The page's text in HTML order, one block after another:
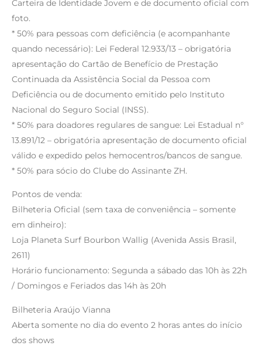
Carteira de Identidade Jovem e de documento oficial com
foto.
* 50% para pessoas com deficiência (e acompanhante
quando necessário): Lei Federal 12.933/13 – obrigatória
apresentação do Cartão de Benefício de Prestação
Continuada da Assistência Social da Pessoa com
Deficiência ou de documento emitido pelo Instituto
Nacional do Seguro Social (INSS).
* 50% para doadores regulares de sangue: Lei Estadual n°
13.891/12 – obrigatória apresentação de documento oficial
válido e expedido pelos hemocentros/bancos de sangue.
* 50% para sócio do Clube do Assinante ZH.
Pontos de venda:
Bilheteria Oficial (sem taxa de conveniência – somente
em dinheiro):
Loja Planeta Surf Bourbon Wallig (Avenida Assis Brasil,
2611)
Horário funcionamento: Segunda a sábado das 10h às 22h
/ Domingos e Feriados das 14h às 20h
Bilheteria Araújo Vianna
Aberta somente no dia do evento 2 horas antes do início
dos shows